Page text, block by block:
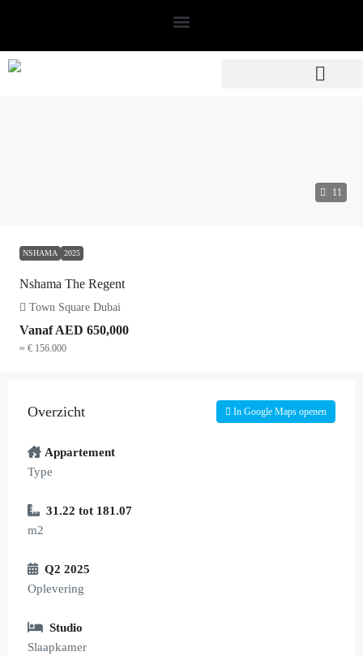
11
NSHAMA 2025
Nshama The Regent
Town Square Dubai
VanafAED 650,000
≈ € 156.000
Overzicht In Google Maps openen
Appartement
Type
31.22 tot 181.07
m2
Q2 2025
Oplevering
Studio
Slaapkamer